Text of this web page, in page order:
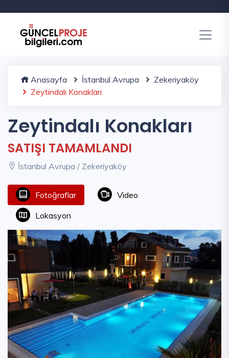
Anasayfa İstanbul Avrupa
Zekeriyaköy
Zeytindalı Konakları
Zeytindalı Konakları
SATIŞI TAMAMLANDI
İstanbul Avrupa / Zekeriyaköy
Fotoğraflar
Video
Lokasyon